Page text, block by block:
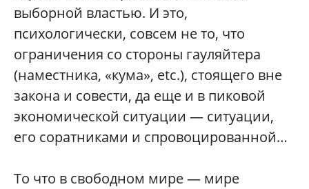
выборной властью. И это,
психологически, совсем не то, что
ограничения со стороны гауляйтера
(наместника, «кума», etc.), стоящего вне
закона и совести, да еще и в пиковой
экономической ситуации — ситуации,
его соратниками и спровоцированной…
То что в свободном мире — мире